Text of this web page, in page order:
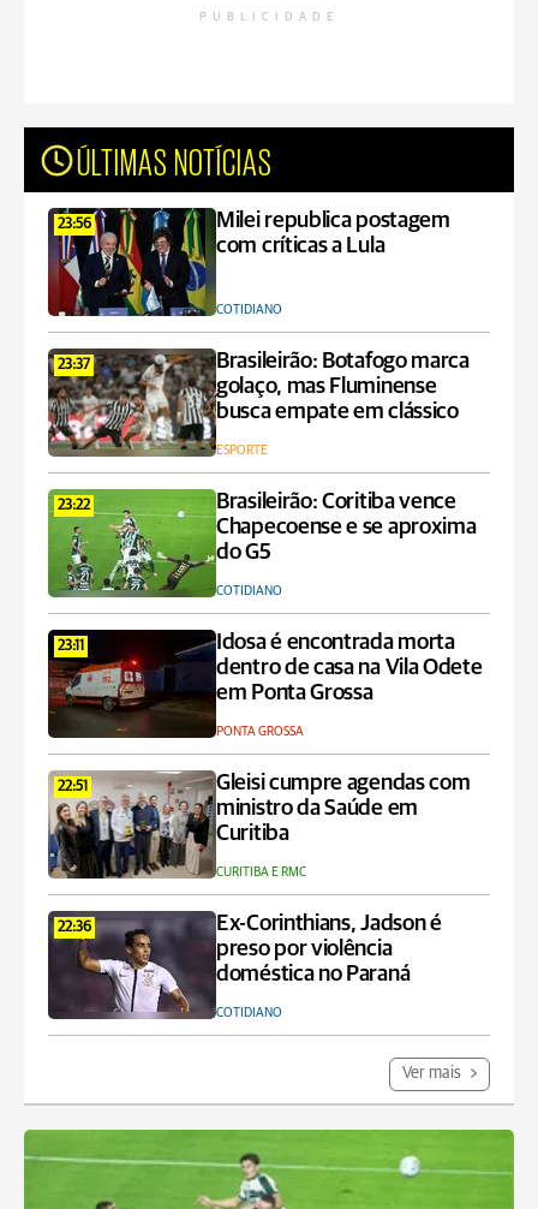
PUBLICIDADE
ÚLTIMAS NOTÍCIAS
23:56
Milei republica postagem
com críticas a Lula
COTIDIANO
23:37
Brasileirão: Botafogo marca
golaço, mas Fluminense
busca empate em clássico
ESPORTE
23:22
Brasileirão: Coritiba vence
Chapecoense e se aproxima
do G5
COTIDIANO
23:11
Idosa é encontrada morta
dentro de casa na Vila Odete
em Ponta Grossa
PONTA GROSSA
22:51
Gleisi cumpre agendas com
ministro da Saúde em
Curitiba
CURITIBA E RMC
22:36
Ex-Corinthians, Jadson é
preso por violência
doméstica no Paraná
COTIDIANO
Ver mais